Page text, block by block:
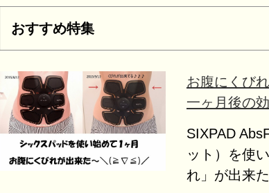
おすすめ特集
お腹にくび
一ヶ月後の
SIXPAD
ット）を使
れ」が出来